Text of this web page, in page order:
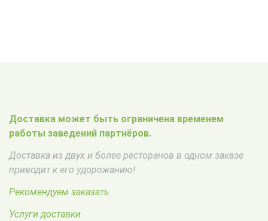
Доставка может быть ограничена временем
работы заведений партнёров.
Доставка из двух и более ресторанов в одном заказе
приводит к его удорожанию!
Рекомендуем заказать
Услуги доставки